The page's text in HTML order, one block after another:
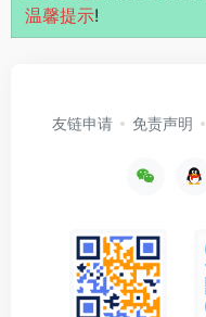
温馨提示!
友链申请 免责声明